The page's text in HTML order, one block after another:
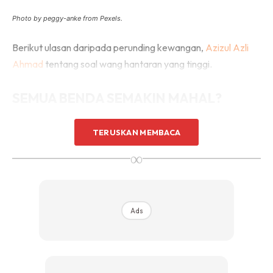
Photo by peggy-anke from Pexels.
Berikut ulasan daripada perunding kewangan, Azizul Azli
Ahmad tentang soal wang hantaran yang tinggi.
bukan saja mahal malah sukar dapat pembiayaan.
TERUSKAN MEMBACA
∞
Ads